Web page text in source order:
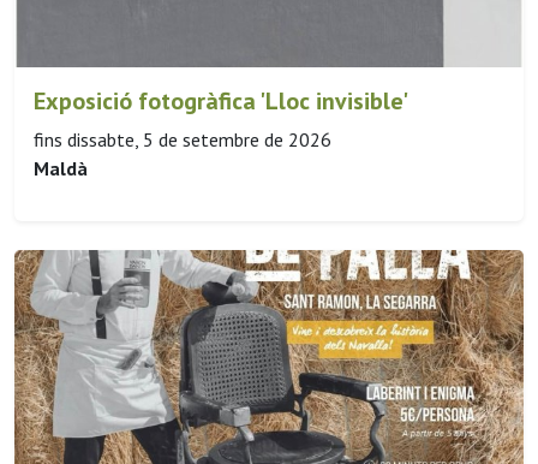
Exposició fotogràfica 'Lloc invisible'
fins dissabte, 5 de setembre de 2026
Maldà